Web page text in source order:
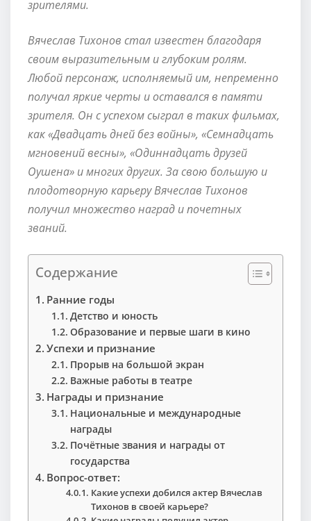
зрителями.
Вячеслав Тихонов стал известен благодаря
своим выразительным и глубоким ролям.
Любой персонаж, исполняемый им, непременно
получал яркие черты и оставался в памяти
зрителя. Он с успехом сыграл в таких фильмах,
как «Двадцать дней без войны», «Семнадцать
мгновений весны», «Одиннадцать друзей
Оушена» и многих других. За свою большую и
плодотворную карьеру Вячеслав Тихонов
получил множество наград и почетных
званий.
Содержание
Ранние годы
Детство и юность
Образование и первые шаги в кино
Успехи и признание
Прорыв на большой экран
Важные работы в театре
Награды и признание
Национальные и международные
награды
Почётные звания и награды от
государства
Вопрос-ответ:
Какие успехи добился актер Вячеслав
Тихонов в своей карьере?